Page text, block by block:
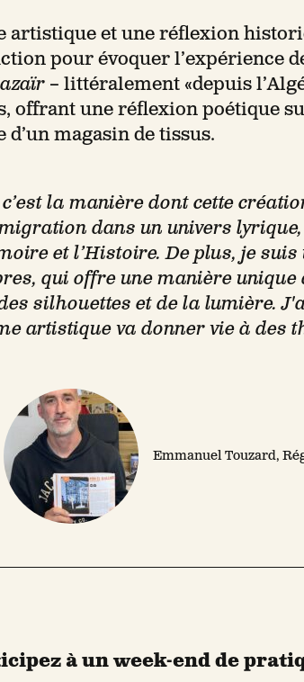
artistique et une réflexion
pour évoquer l’expérience
– littéralement «depuis
offrant une réflexion poétique
magasin de tissus.
la manière dont cette
dans un univers
et l’Histoire. De plus, je
qui offre une manière unique
silhouettes et de la lumière.
artistique va donner vie à des
Emmanuel Touzard,
à un week-end de